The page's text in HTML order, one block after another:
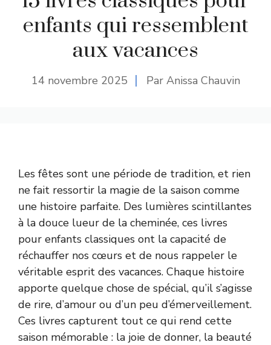
enfants qui ressemblent
aux vacances
14 novembre 2025 Par Anissa Chauvin
Les fêtes sont une période de tradition, et rien
ne fait ressortir la magie de la saison comme
une histoire parfaite. Des lumières scintillantes
à la douce lueur de la cheminée, ces livres
pour enfants classiques ont la capacité de
réchauffer nos cœurs et de nous rappeler le
véritable esprit des vacances. Chaque histoire
apporte quelque chose de spécial, qu’il s’agisse
de rire, d’amour ou d’un peu d’émerveillement.
Ces livres capturent tout ce qui rend cette
saison mémorable : la joie de donner, la beauté